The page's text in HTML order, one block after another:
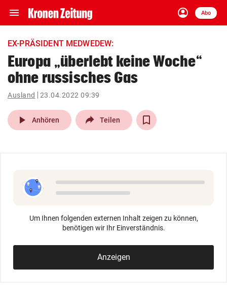
menu Navigation
ein-/ausklappen
account_circle
Anmelden
Abo
close Schließen
account_circle Anmelden
pin_drop
Wien arrow_right
search
eingeben
EX-PRÄSIDENT MEDWEDEW:
Europa „überlebt keine Woche“
ohne russisches Gas
Ausland 23.04.2022 09:39
play_arrow Anhören Teilen
Um Ihnen folgenden externen Inhalt zeigen zu können,
benötigen wir Ihr Einverständnis.
Anzeigen